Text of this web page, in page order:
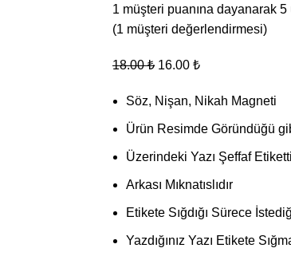
1 müşteri puanına dayanarak
(1 müşteri değerlendirmesi)
18.00₺ 16.00 ₺
Söz, Nişan, Nikah Magneti
Ürün Resimde Göründüğü
Üzerindeki Yazı Şeffaf
Arkası Mıknatıslıdır
Etikete Sığdığı Sürece
Yazdığınız Yazı Etikete